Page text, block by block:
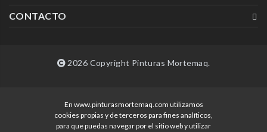
CONTACTO
2026 Copyright Pinturas Mortemaq.
Desarrollado por
En www.pinturasmortemaq.com utilizamos
cookies propias y de terceros para fines analíticos,
para que puedas navegar por el sitio web y utilizar